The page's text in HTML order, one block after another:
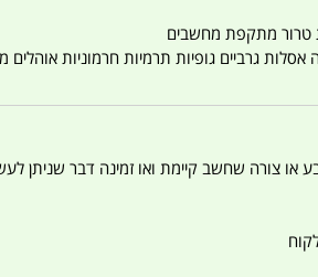
גרביים גופיות תרמיות חרמוניות
או צורה שחשב קיימת ואו זמינה דבר שניתן